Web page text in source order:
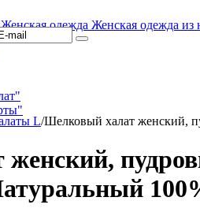
Женская одежда Женская одежда из
L/Шелковый халат женский,